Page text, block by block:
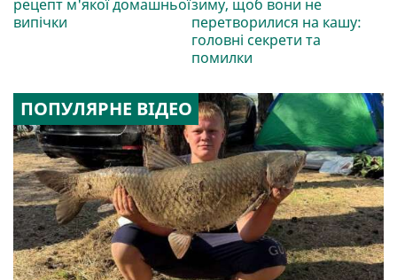
рецепт м'якої домашньої
випічки
зиму, щоб вони не
перетворилися на кашу:
головні секрети та
помилки
ПОПУЛЯРНЕ ВІДЕО